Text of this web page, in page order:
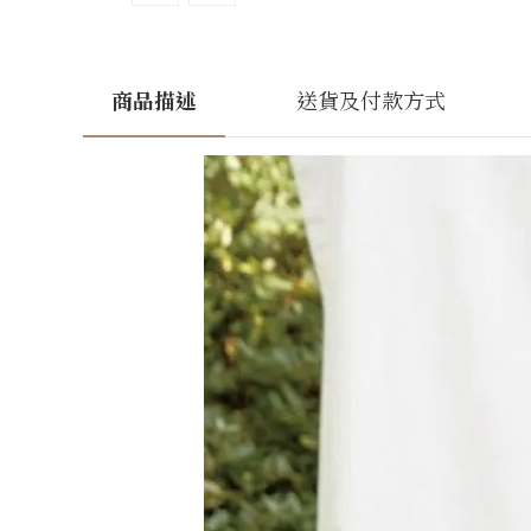
商品描述 送貨及付款方式